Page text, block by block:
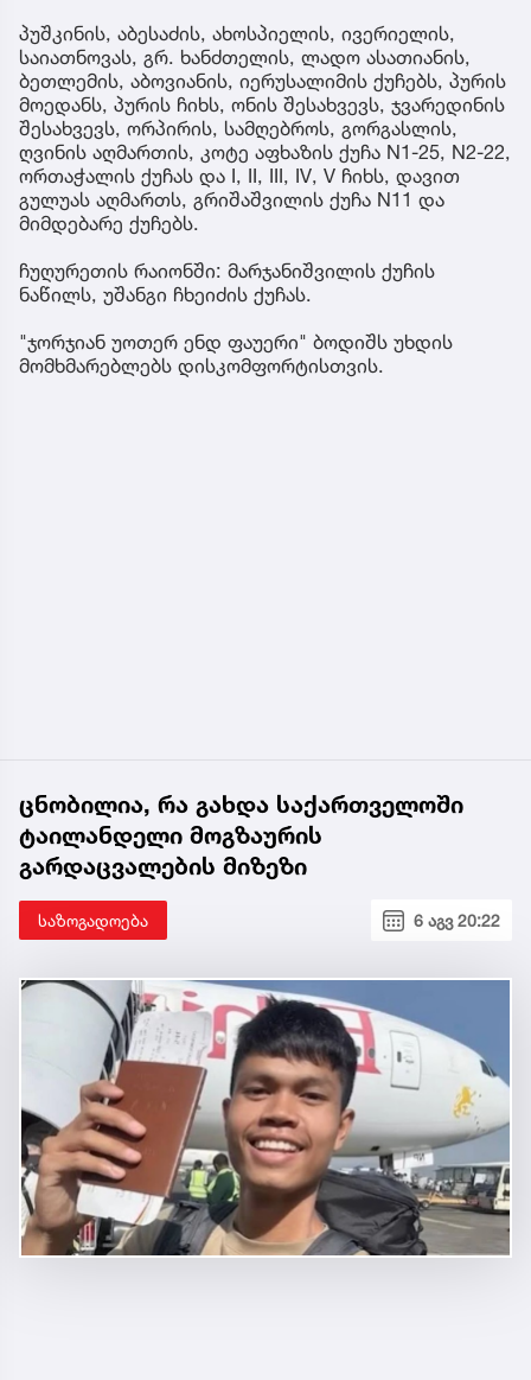
პუშკინის, აბესაძის, ახოსპიელის, ივერიელის,
საიათნოვას, გრ. ხანძთელის, ლადო ასათიანის,
ბეთლემის, აბოვიანის, იერუსალიმის ქუჩებს, პურის
მოედანს, პურის ჩიხს, ონის შესახვევს, ჯვარედინის
შესახვევს, ორპირის, სამღებროს, გორგასლის,
ღვინის აღმართის, კოტე აფხაზის ქუჩა N1-25, N2-22,
ორთაჭალის ქუჩას და I, II, III, IV, V ჩიხს, დავით
გულუას აღმართს, გრიშაშვილის ქუჩა N11 და
მიმდებარე ქუჩებს.
ჩუღურეთის რაიონში: მარჯანიშვილის ქუჩის
ნაწილს, უშანგი ჩხეიძის ქუჩას.
"ჯორჯიან უოთერ ენდ ფაუერი" ბოდიშს უხდის
მომხმარებლებს დისკომფორტისთვის.
ცნობილია, რა გახდა საქართველოში
ტაილანდელი მოგზაურის
გარდაცვალების მიზეზი
საზოგადოება 6 აგვ 20:22